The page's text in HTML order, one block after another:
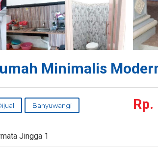
Minimalis
Banyuwangi Rp.
Jingga 1